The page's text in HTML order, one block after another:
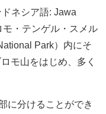
ネシア語: Jawa
・テンゲル・スメル
Park）内にそ
モ山をはじめ、多く
に分けることができ